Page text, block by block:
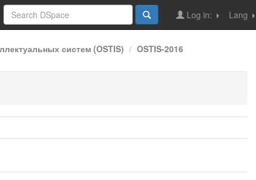
Lang
Log in:
систем (OSTIS) OSTIS-2016